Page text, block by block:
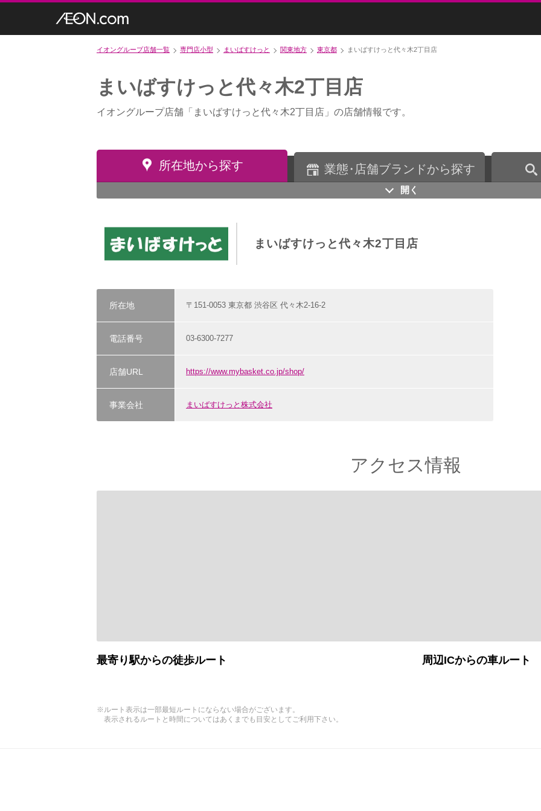
イオングループ店舗一覧 専門店小型 まいばすけっと 関東地方 東京都 まいばすけっと代々木2丁目店
まいばすけっと代々木2丁目店
イオングループ店舗「まいばすけっと代々木2丁目店」の店舗情報です。
所在地から探す 業態・ 店舗ブランドから探す
開く
まいばすけっと代々木2丁目店
所在地 〒151-0053 東京都 渋谷区 代々木2-16-2
電話番号 03-6300-7277
店舗URL https://www.mybasket.co.jp/shop/
事業会社 まいばすけっと株式会社
アクセス情報
最寄り駅からの徒歩ルート 周辺ICからの車ルート
※ルート表示は一部最短ルートにならない場合がございます。
表示されるルートと時間についてはあくまでも目安としてご利用下さい。